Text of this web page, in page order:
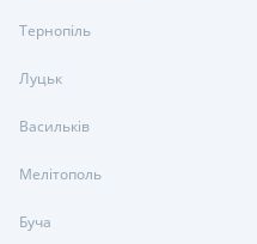
Тернопіль
Луцьк
Васильків
Мелітополь
Буча